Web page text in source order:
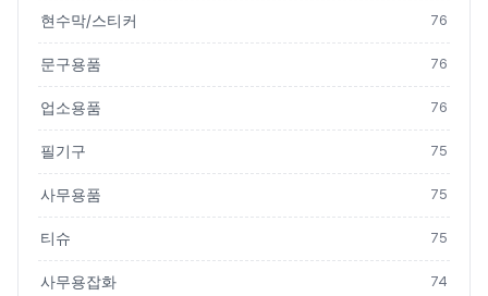
현수막/스티커 76
문구용품 76
업소용품 76
필기구 75
사무용품 75
티슈 75
사무용잡화 74